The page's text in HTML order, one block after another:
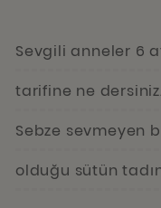
Sevgili anneler 6
tarifine ne
Sebze sevmeyen
olduğu sütün